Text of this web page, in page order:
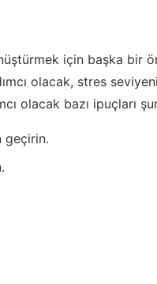
için başka bir
olacak, stres
olacak bazı ipuçları
geçirin.